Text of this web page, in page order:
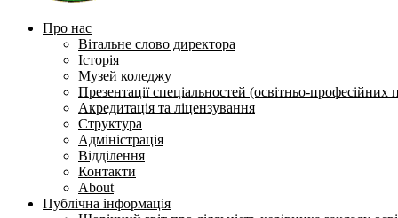
Про нас
Вітальне слово директора
Історія
Музей коледжу
Презентації спеціальностей (освітньо-професійних
Акредитація та ліцензування
Структура
Адміністрація
Відділення
Контакти
About
Публічна інформація